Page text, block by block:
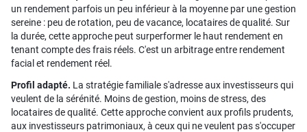
un rendement parfois un peu inférieur à la moyenne par une gestion
sereine : peu de rotation, peu de vacance, locataires de qualité. Sur
la durée, cette approche peut surperformer le haut rendement en
tenant compte des frais réels. C'est un arbitrage entre rendement
facial et rendement réel.
Profil adapté. La stratégie familiale s'adresse aux investisseurs qui
veulent de la sérénité. Moins de gestion, moins de stress, des
locataires de qualité. Cette approche convient aux profils prudents,
aux investisseurs patrimoniaux, à ceux qui ne veulent pas s'occuper